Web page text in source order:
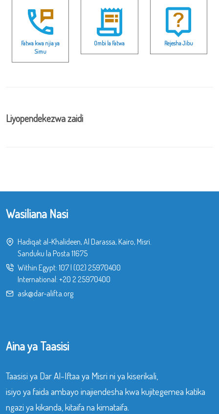
Fatwa kwa njia ya
Simu
Ombi la Fatwa Rejesha Jibu
Liyopendekezwa zaidi
Wasiliana Nasi
Hadiqat al-Khalideen, Al Darassa, Kairo, Misri.
Sanduku la Posta 11675
Within Egypt: 107| (02) 25970400
International: +20 2 25970400
ask@dar-alifta.org
Aina ya Taasisi
Taasisi ya Dar Al-Iftaa ya Misri ni ya kiserikali,
isiyo ya faida ambayo inajiendesha kwa kujitegemea katika
ngazi ya kikanda, kitaifa na kimataifa.